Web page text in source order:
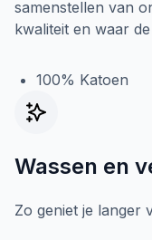
samenstellen van
kwaliteit en waar
100% Katoen
Wassen en
Zo geniet je langer